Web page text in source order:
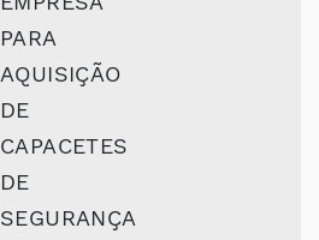
PARA
AQUISIÇÃO
DE
CAPACETES
DE
SEGURANÇA